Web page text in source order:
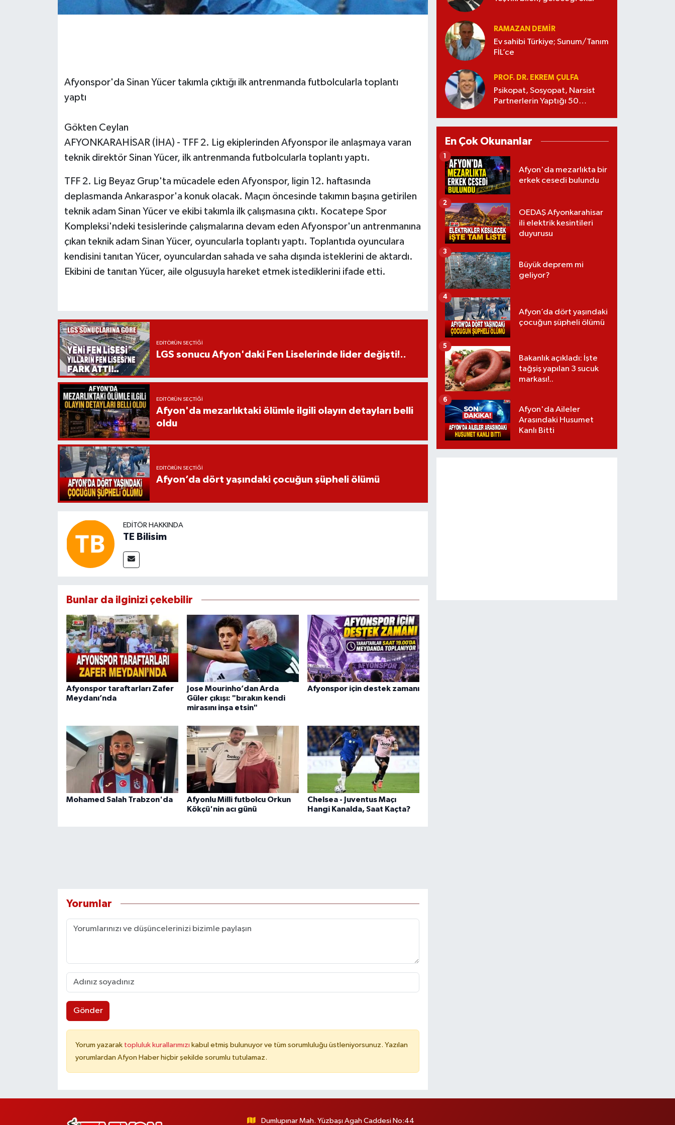
Afyonspor'da Sinan Yücer takımla çıktığı ilk antrenmanda futbolcularla toplantı
yaptı
Gökten Ceylan
AFYONKARAHİSAR (İHA) - TFF 2. Lig ekiplerinden Afyonspor ile anlaşmaya varan
teknik direktör Sinan Yücer, ilk antrenmanda futbolcularla toplantı yaptı.
TFF 2. Lig Beyaz Grup'ta mücadele eden Afyonspor, ligin 12. haftasında
deplasmanda Ankaraspor'a konuk olacak. Maçın öncesinde takımın başına getirilen
teknik adam Sinan Yücer ve ekibi takımla ilk çalışmasına çıktı. Kocatepe Spor
Kompleksi'ndeki tesislerinde çalışmalarına devam eden Afyonspor'un antrenmanına
çıkan teknik adam Sinan Yücer, oyuncularla toplantı yaptı. Toplantıda oyunculara
kendisini tanıtan Yücer, oyunculardan sahada ve saha dışında isteklerini de aktardı.
Ekibini de tanıtan Yücer, aile olgusuyla hareket etmek istediklerini ifade etti.
EDITÖRÜN SEÇTIĞI
LGS sonucu Afyon'daki Fen Liselerinde lider değişti!..
EDITÖRÜN SEÇTIĞI
Afyon'da mezarlıktaki ölümle ilgili olayın detayları belli
oldu
EDITÖRÜN SEÇTIĞI
Afyon’da dört yaşındaki çocuğun şüpheli ölümü
EDITÖR HAKKINDA
TE Bilisim
Bunlar da ilginizi çekebilir
Afyonspor taraftarları Zafer
Meydanı’nda
Jose Mourinho’dan Arda
Güler çıkışı: "bırakın kendi
mirasını inşa etsin"
Afyonspor için destek zamanı
Mohamed Salah Trabzon'da
Afyonlu Milli futbolcu Orkun
Kökçü'nin acı günü
Chelsea - Juventus Maçı
Hangi Kanalda, Saat Kaçta?
Yorumlar
Gönder
Yorum yazarak topluluk kurallarımızı kabul etmiş bulunuyor ve tüm sorumluluğu üstleniyorsunuz. Yazılan
yorumlardan Afyon Haber hiçbir şekilde sorumlu tutulamaz.
RAMAZAN DEMİR
Ev sahibi Türkiye; Sunum/Tanım
FİL’ce
PROF. DR. EKREM ÇULFA
Psikopat, Sosyopat, Narsist
Partnerlerin Yaptığı 50
En Çok Okunanlar
Afyon'da mezarlıkta bir
erkek cesedi bulundu
1
OEDAŞ Afyonkarahisar
ili elektrik kesintileri
duyurusu
2
Büyük deprem mi
geliyor?
3
Afyon’da dört yaşındaki
çocuğun şüpheli ölümü
4
Bakanlık açıkladı: İşte
tağşiş yapılan 3 sucuk
markası!..
5
Afyon'da Aileler
Arasındaki Husumet
Kanlı Bitti
6
Dumlupınar Mah. Yüzbaşı Agah Caddesi No:44